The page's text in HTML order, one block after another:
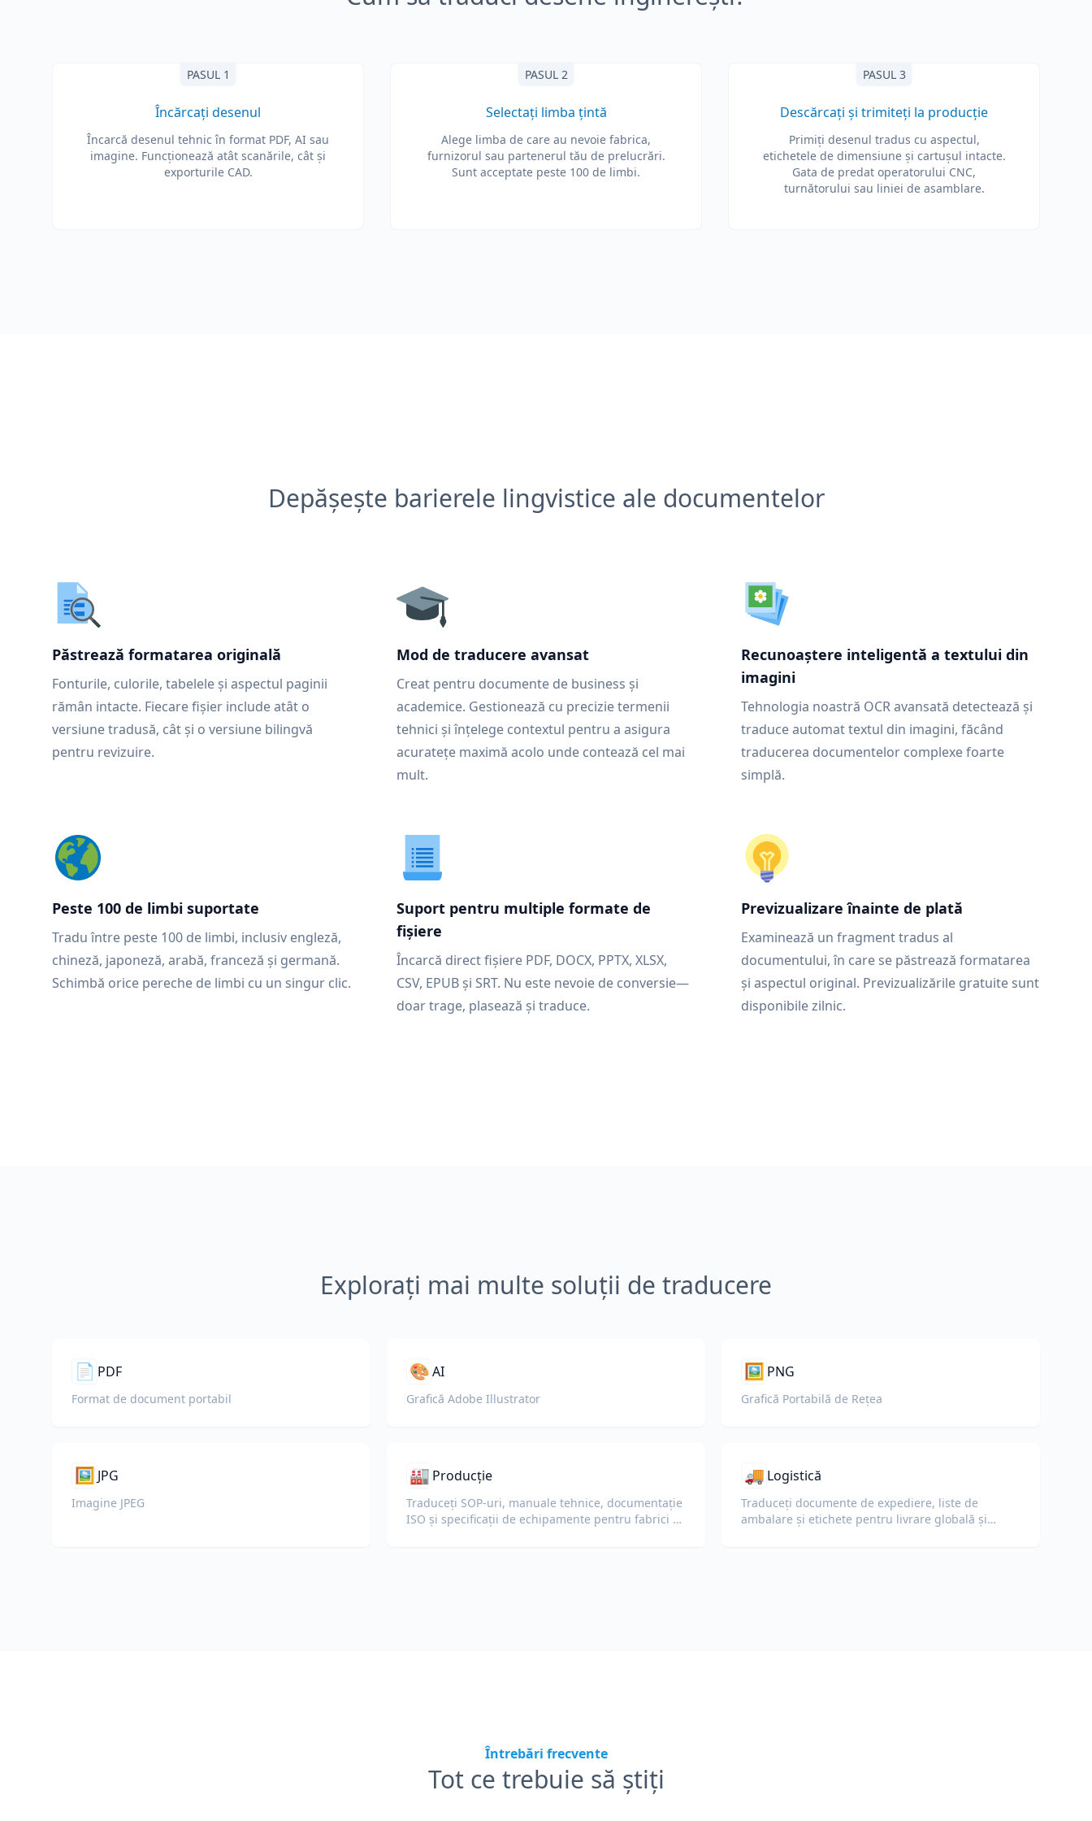
PASUL 1
Încărcați desenul
Încarcă desenul tehnic în format PDF, AI sau
imagine. Funcționează atât scanările, cât și
exporturile CAD.
PASUL 2
Selectați limba țintă
Alege limba de care au nevoie fabrica,
furnizorul sau partenerul tău de prelucrări.
Sunt acceptate peste 100 de limbi.
PASUL 3
Descărcați și trimiteți la producție
Primiți desenul tradus cu aspectul,
etichetele de dimensiune și cartușul intacte.
Gata de predat operatorului CNC,
turnătorului sau liniei de asamblare.
Depășește barierele lingvistice ale documentelor
Păstrează formatarea originală
Fonturile, culorile, tabelele și aspectul paginii
rămân intacte. Fiecare fișier include atât o
versiune tradusă, cât și o versiune bilingvă
pentru revizuire.
Mod de traducere avansat
Creat pentru documente de business și
academice. Gestionează cu precizie termenii
tehnici și înțelege contextul pentru a asigura
acuratețe maximă acolo unde contează cel mai
mult.
Recunoaștere inteligentă a textului din
imagini
Tehnologia noastră OCR avansată detectează și
traduce automat textul din imagini, făcând
traducerea documentelor complexe foarte
simplă.
Peste 100 de limbi suportate
Tradu între peste 100 de limbi, inclusiv engleză,
chineză, japoneză, arabă, franceză și germană.
Schimbă orice pereche de limbi cu un singur clic.
Suport pentru multiple formate de
fișiere
Încarcă direct fișiere PDF, DOCX, PPTX, XLSX,
CSV, EPUB și SRT. Nu este nevoie de conversie—
doar trage, plasează și traduce.
Previzualizare înainte de plată
Examinează un fragment tradus al
documentului, în care se păstrează formatarea
și aspectul original. Previzualizările gratuite sunt
disponibile zilnic.
Explorați mai multe soluții de traducere
📄 PDF
Format de document portabil
🎨AI
Grafică Adobe Illustrator
🖼️ PNG
Grafică Portabilă de Rețea
🖼️ JPG
Imagine JPEG
🏭 Producție
Traduceți SOP-uri, manuale tehnice, documentație
ISO și specificații de echipamente pentru fabrici și
🚚 Logistică
Traduceți documente de expediere, liste de
ambalare și etichete pentru livrare globală și
Întrebări frecvente
Tot ce trebuie să știți